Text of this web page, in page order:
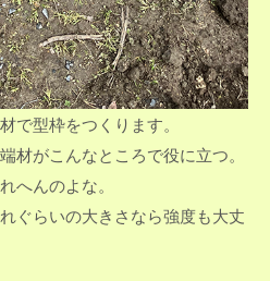
で型枠をつくります。
材がこんなところで役に立つ。
へんのよな。
ぐらいの大きさなら強度も大丈